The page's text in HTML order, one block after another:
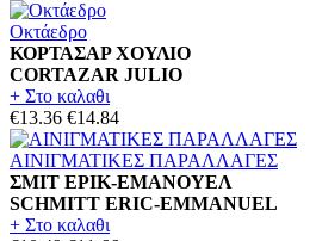
Οκτάεδρο
ΚΟΡΤΑΣΑΡ ΧΟΥΛΙΟ
CORTAZAR JULIO
+ Στο καλαθι
€13.36 €14.84
ΑΙΝΙΓΜΑΤΙΚΕΣ ΠΑΡΑΛΛΑΓΕΣ
ΣΜΙΤ ΕΡΙΚ-ΕΜΑΝΟΥΕΛ
SCHMITT ERIC-EMMANUEL
+ Στο καλαθι